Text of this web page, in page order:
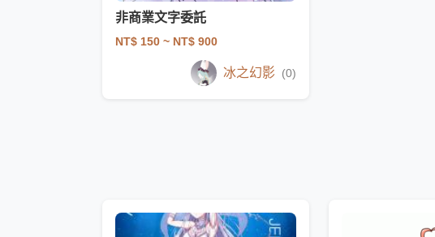
非商業文字委託
NT$ 150 ~ NT$ 900
冰之幻影 (0)